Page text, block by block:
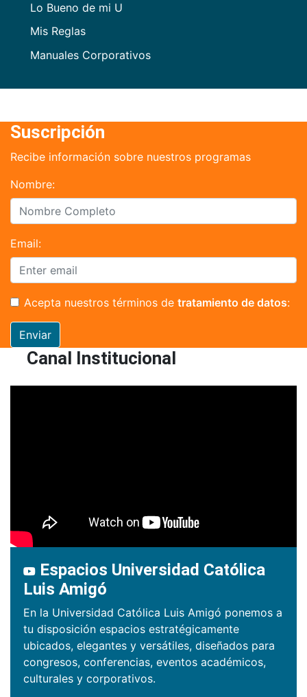
Lo Bueno de mi U
Mis Reglas
Manuales Corporativos
Suscripción
Recibe información sobre nuestros programas
Nombre:
Email:
Acepta nuestros términos de tratamiento de datos:
Enviar
Canal Institucional
Espacios Universidad Católica
Luis Amigó
En la Universidad Católica Luis Amigó ponemos a
tu disposición espacios estratégicamente
ubicados, elegantes y versátiles, diseñados para
congresos, conferencias, eventos académicos,
culturales y corporativos.